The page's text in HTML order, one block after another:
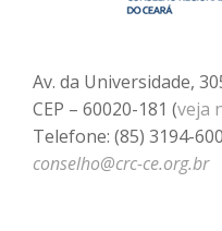
Av. da Universidade,
CEP – 60020-181 (veja
Telefone: (85) 3194-
conselho@crc-ce.org.br